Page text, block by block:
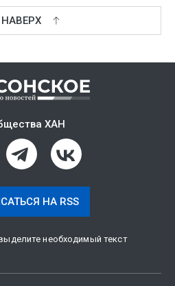
НАВЕРХ
ХАН
НА RSS
необходимый текст